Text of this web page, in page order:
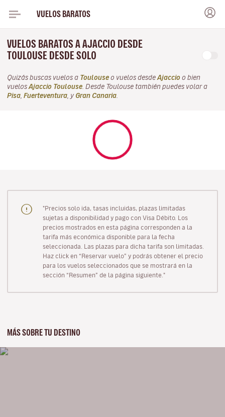
VUELOS BARATOS
VUELOS BARATOS A AJACCIO DESDE
TOULOUSE DESDE SOLO
Quizás buscas vuelos a Toulouse o vuelos desde Ajaccio o bien
vuelos Ajaccio Toulouse . Desde Toulouse también puedes volar a
Pisa Fuerteventura , y Gran Canaria
"Precios solo ida, tasas incluidas, plazas limitadas
sujetas a disponibilidad y pago con Visa Débito. Los
precios mostrados en esta página corresponden a la
tarifa más económica disponible para la fecha
seleccionada. Las plazas para dicha tarifa son limitadas.
Haz click en “Reservar vuelo” y podrás obtener el precio
para los vuelos seleccionados que se mostrará en la
sección “Resumen” de la página siguiente."
MÁS SOBRE TU DESTINO